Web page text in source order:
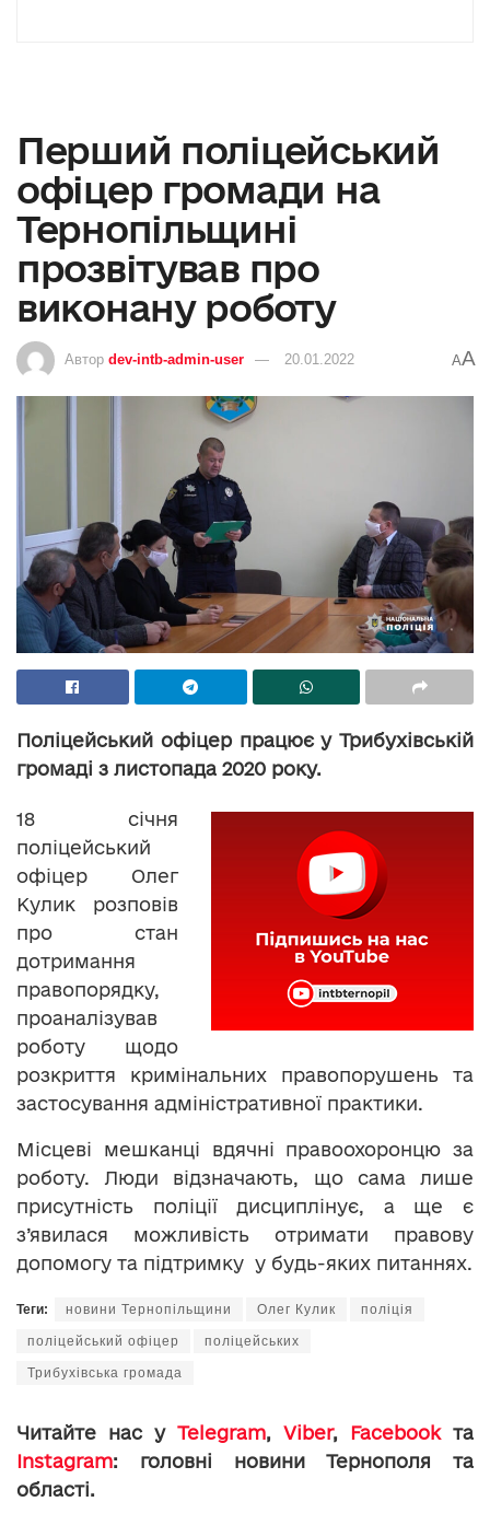
Перший поліцейський
офіцер громади на
Тернопільщині
прозвітував про
виконану роботу
Автор dev-intb-admin-user 20.01.2022 AA
Поліцейський офіцер працює у Трибухівській
громаді з листопада 2020 року.
18 січня
поліцейський
офіцер Олег
Кулик розповів
про стан
дотримання
правопорядку,
проаналізував
роботу щодо
розкриття кримінальних правопорушень та
застосування адміністративної практики.
Місцеві мешканці вдячні правоохоронцю за
роботу. Люди відзначають, що сама лише
присутність поліції дисциплінує, а ще є
з’явилася можливість отримати правову
допомогу та підтримку у будь-яких питаннях.
Теги: новини Тернопільщини Олег Кулик поліція
поліцейський офіцер поліцейських
Трибухівська громада
Читайте нас у Telegram, Viber, Facebookта
Instagram: головні новини Тернополя та
області.